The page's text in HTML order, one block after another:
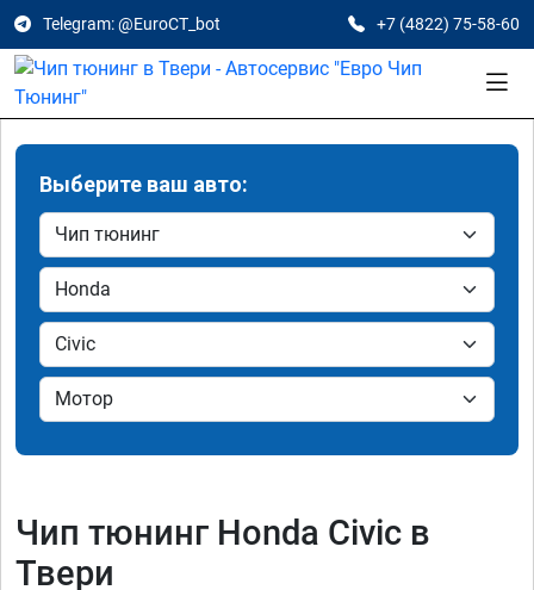
Telegram: @EuroCT_bot +7 (4822) 75-58-60
Выберите ваш авто:
Чип тюнинг Honda Civic в
Твери